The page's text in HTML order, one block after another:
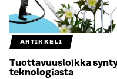
ARTIKKELI
Tuottavuusloikka
teknologiasta